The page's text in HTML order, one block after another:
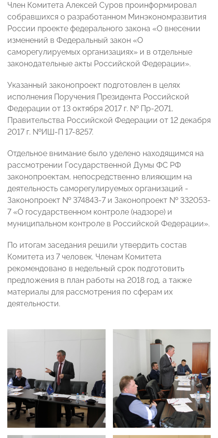
Член Комитета Алексей Суров проинформировал
собравшихся о разработанном Минэкономразвития
России проекте федерального закона «О внесении
изменений в Федеральный закон «О
саморегулируемых организациях» и в отдельные
законодательные акты Российской Федерации».
Указанный законопроект подготовлен в целях
исполнения Поручения Президента Российской
Федерации от 13 октября 2017 г. № Пр-2071,
Правительства Российской Федерации от 12 декабря
2017 г. №ИШ-П 17-8257.
Отдельное внимание было уделено находящимся на
рассмотрении Государственной Думы ФС РФ
законопроектам, непосредственно влияющим на
деятельность саморегулируемых организаций -
Законопроект № 374843-7 и Законопроект № 332053-
7 «О государственном контроле (надзоре) и
муниципальном контроле в Российской Федерации».
По итогам заседания решили утвердить состав
Комитета из 7 человек. Членам Комитета
рекомендовано в недельный срок подготовить
предложения в план работы на 2018 год, а также
материалы для рассмотрения по сферам их
деятельности.